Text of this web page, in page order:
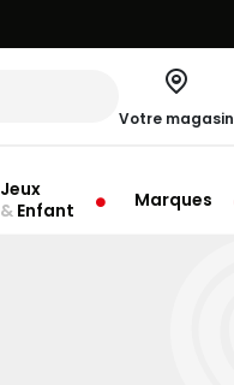
Votre magasin
ouvert à 10:00
Jeux
& Enfant Marques